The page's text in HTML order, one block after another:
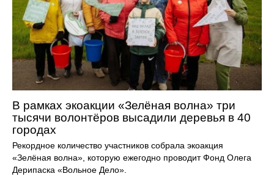
В рамках экоакции «Зелёная волна» три
тысячи волонтёров высадили деревья в 40
городах
Рекордное количество участников собрала экоакция
«Зелёная волна», которую ежегодно проводит Фонд Олега
Дерипаска «Вольное Дело».